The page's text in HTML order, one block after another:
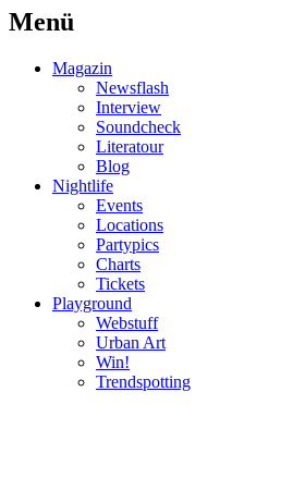
Menü
Magazin
Newsflash
Interview
Soundcheck
Literatour
Blog
Nightlife
Events
Locations
Partypics
Charts
Tickets
Playground
Webstuff
Urban Art
Win!
Trendspotting